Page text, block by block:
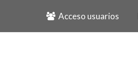
Acceso usuarios